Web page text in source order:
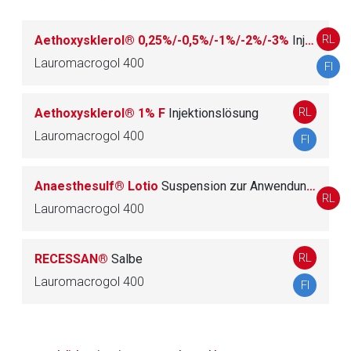
Aethoxysklerol® 0,25%/-0,5%/-1%/-2%/-3% Injektionslösung
Lauromacrogol 400
RL
FI
Aethoxysklerol® 1% F Injektionslösung
Lauromacrogol 400
RL
FI
Anaesthesulf® Lotio Suspension zur Anwendung auf der Haut
Lauromacrogol 400
RL
RECESSAN® Salbe
Lauromacrogol 400
RL
FI
Zurück zur rote-liste.de Zur Seite